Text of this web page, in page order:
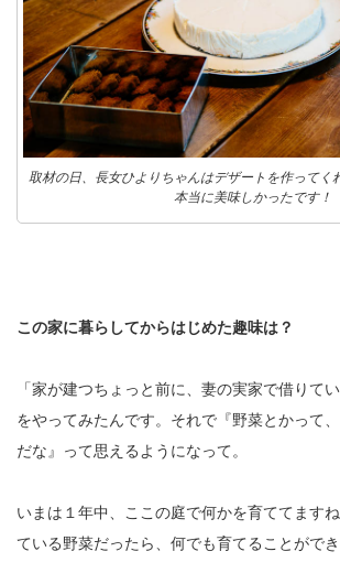
取材の日、長女ひよりちゃんはデザートを作ってく
本当に美味しかったです！
この家に暮らしてからはじめた趣味は？
「家が建つちょっと前に、妻の実家で借りて
をやってみたんです。それで『野菜とかって
だな』って思えるようになって。
いまは１年中、ここの庭で何かを育ててます
ている野菜だったら、何でも育てることができ